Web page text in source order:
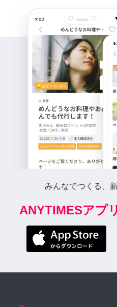
みんなでつくる、
ANYTIMESアプ